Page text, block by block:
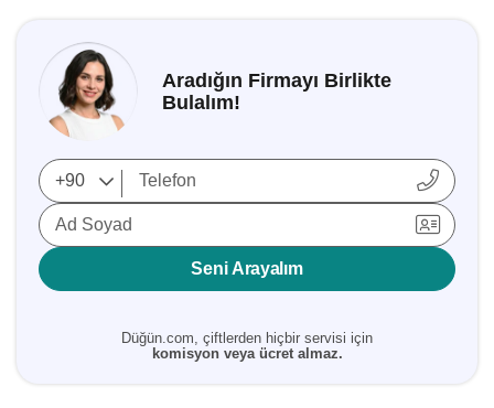
Aradığın Firmayı Birlikte
Bulalım!
Ad Soyad
Seni Arayalım
Düğün.com, çiftlerden hiçbir servisi için
komisyon veya ücret almaz.